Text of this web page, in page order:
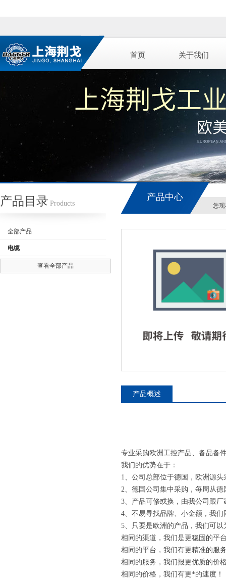
首页 关于我们
产品目录 Products
全部产品
电缆
查看全部产品
产品中心
您
产品概述
专业采购欧洲工控产品、备品备
我们的优势在于：
1、公司总部位于德国，欧洲源
2、德国公司集中采购，每周从
3、产品可修或换，由我公司跟厂
4、不易寻找品牌、小金额，我们
5、只要是欧洲的产品，我们可
相同的渠道，我们是更稳固的平
相同的平台，我们有更精准的服
相同的服务，我们报更优质的价
相同的价格，我们有更*的速度！